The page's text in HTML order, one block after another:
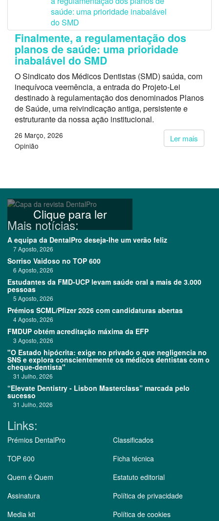
Finalmente, a regulamentação dos
planos de saúde: uma prioridade
inabalável do SMD
O Sindicato dos Médicos Dentistas (SMD) saúda, com
inequívoca veemência, a entrada do Projeto-Lei
destinado à regulamentação dos denominados Planos
de Saúde, uma reivindicação antiga, persistente e
estruturante da nossa ação institucional.
Ler mais
26 Março, 2026
Opinião
Clique para ler
Mais notícias:
A equipa da DentalPro deseja-lhe um verão feliz
7 Agosto, 2026
Sorriso Vaidoso no TOP 600
6 Agosto, 2026
Estudantes da FMD-UCP levam saúde oral a mais de 3.000
pessoas
5 Agosto, 2026
Prémios SCML/Pfizer 2026 com candidaturas abertas
4 Agosto, 2026
FMDUP obtém acreditação máxima da EFP
3 Agosto, 2026
"O Estado hipócrita: exige no privado o que negligencia no
SNS e explora conscientemente os médicos dentistas com o
cheque-dentista"
31 Julho, 2026
“Elevate Dentistry - Lisbon Masterclass” marcada pelo
sucesso
31 Julho, 2026
Links:
Prémios DentalPro
TOP 600
Quem é Quem
Assinatura
Media kit
Classificados
Ficha técnica
Estatuto editorial
Política de privacidade
Política de cookies